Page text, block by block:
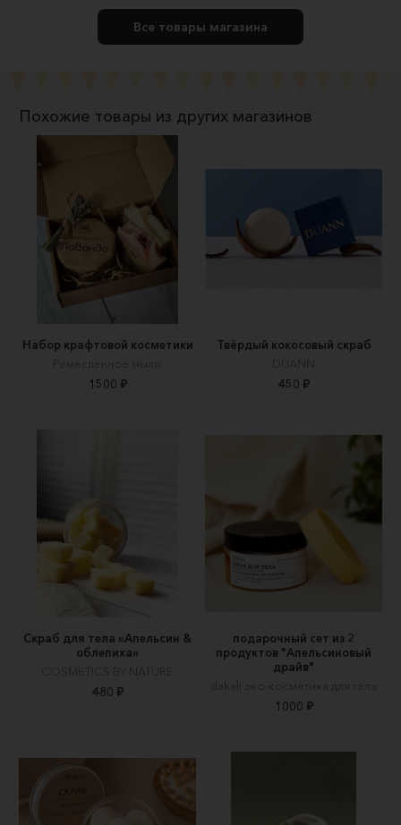
Все товары магазина
Похожие товары из других магазинов
Набор крафтовой косметики
Ремесленное мыло
1500 ₽
Твёрдый кокосовый скраб
DUANN
450 ₽
Скраб для тела «Апельсин &
облепиха»
COSMETICS BY NATURE
480 ₽
подарочный сет из 2
продуктов "Апельсиновый
драйв"
dakali эко-косметика для тела
1000 ₽